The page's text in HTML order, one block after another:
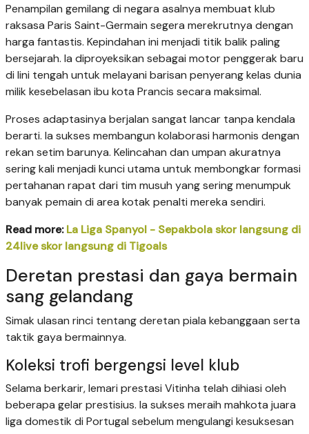
Penampilan gemilang di negara asalnya membuat klub
raksasa Paris Saint-Germain segera merekrutnya dengan
harga fantastis. Kepindahan ini menjadi titik balik paling
bersejarah. Ia diproyeksikan sebagai motor penggerak baru
di lini tengah untuk melayani barisan penyerang kelas dunia
milik kesebelasan ibu kota Prancis secara maksimal.
Proses adaptasinya berjalan sangat lancar tanpa kendala
berarti. Ia sukses membangun kolaborasi harmonis dengan
rekan setim barunya. Kelincahan dan umpan akuratnya
sering kali menjadi kunci utama untuk membongkar formasi
pertahanan rapat dari tim musuh yang sering menumpuk
banyak pemain di area kotak penalti mereka sendiri.
Read more: La Liga Spanyol - Sepakbola skor langsung di
24live skor langsung di Tigoals
Deretan prestasi dan gaya bermain
sang gelandang
Simak ulasan rinci tentang deretan piala kebanggaan serta
taktik gaya bermainnya.
Koleksi trofi bergengsi level klub
Selama berkarir, lemari prestasi Vitinha telah dihiasi oleh
beberapa gelar prestisius. Ia sukses meraih mahkota juara
liga domestik di Portugal sebelum mengulangi kesuksesan